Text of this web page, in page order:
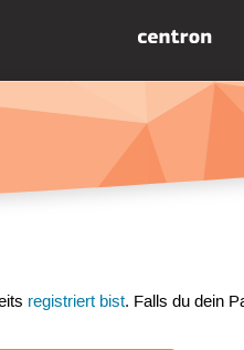
registriert bist. Falls du dein